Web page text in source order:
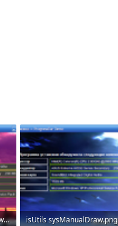
isUtils sysAutomaticDraw.png
isUtils sysManualDraw.png